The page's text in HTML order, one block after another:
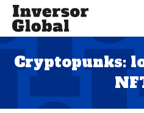
Cryptopunks: